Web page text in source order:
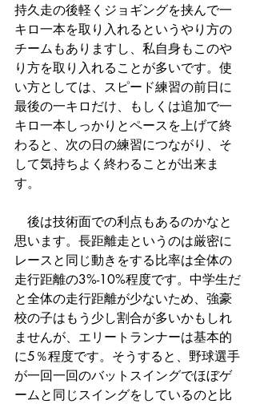
持久走の後軽くジョギングを挟んで一
キロ一本を取り入れるというやり方の
チームもありますし、私自身もこのや
り方を取り入れることが多いです。使
い方としては、スピード練習の前日に
最後の一キロだけ、もしくは追加で一
キロ一本しっかりとペースを上げて終
わると、次の日の練習につながり、そ
して気持ちよく終わることが出来ま
す。
後は技術面での利点もあるのかなと
思います。長距離走というのは厳密に
レースと同じ動きをする比率は全体の
走行距離の3%-10%程度です。中学生だ
と全体の走行距離が少ないため、強豪
校の子はもう少し割合が多いかもしれ
ませんが、エリートランナーは基本的
に5％程度です。そうすると、野球選手
が一回一回のバットスイングでほぼゲ
ームと同じスイングをしているのと比